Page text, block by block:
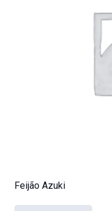
Feijão Azuki